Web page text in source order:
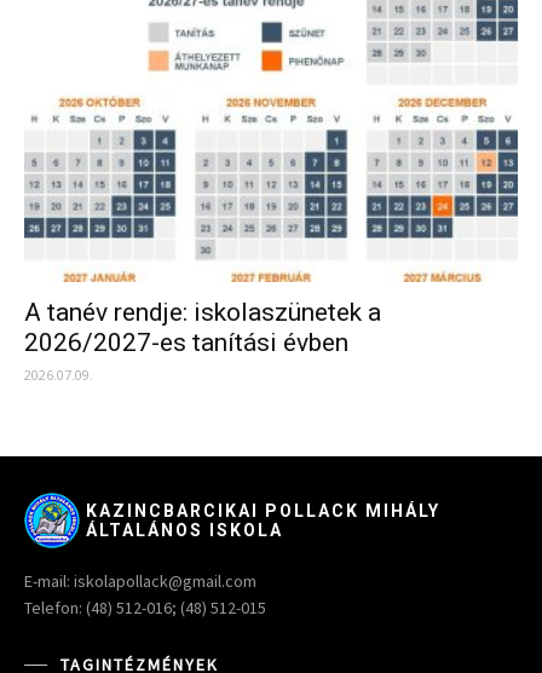
A tanév rendje: iskolaszünetek a
2026/2027-es tanítási évben
2026.07.09.
KAZINCBARCIKAI POLLACK MIHÁLY
ÁLTALÁNOS ISKOLA
E-mail: iskolapollack@gmail.com
Telefon: (48) 512-016; (48) 512-015
TAGINTÉZMÉNYEK